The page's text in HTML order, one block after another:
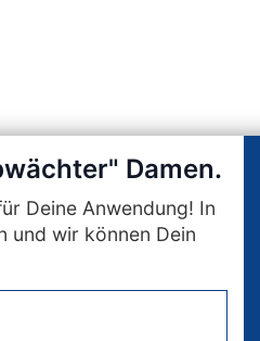
Damen.
Deine Anwendung! In
und wir können Dein